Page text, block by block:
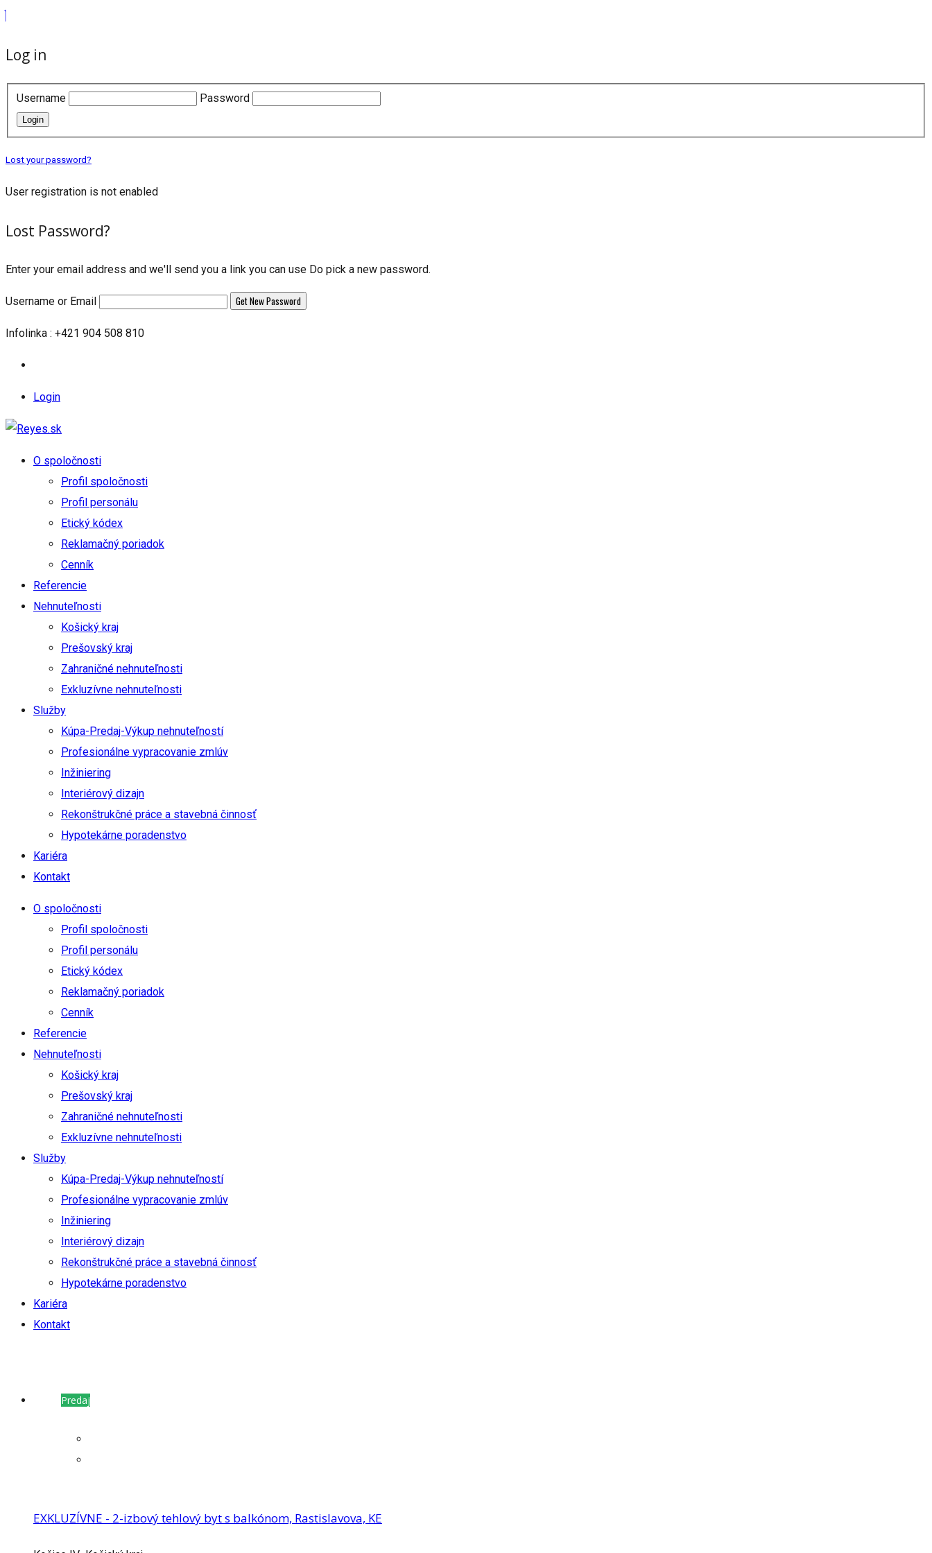
Log in
Username Password
Login
Lost your password?
User registration is not enabled
Lost Password?
Enter your email address and we'll send you a link you can use Do pick a new password.
Username or Email
Infolinka : +421 904 508 810
Login
O spoločnosti
Profil spoločnosti
Profil personálu
Etický kódex
Reklamačný poriadok
Cenník
Referencie
Nehnuteľnosti
Košický kraj
Prešovský kraj
Zahraničné nehnuteľnosti
Exkluzívne nehnuteľnosti
Služby
Kúpa-Predaj-Výkup nehnuteľností
Profesionálne vypracovanie zmlúv
Inžiniering
Interiérový dizajn
Rekonštrukčné práce a stavebná činnosť
Hypotekárne poradenstvo
Kariéra
Kontakt
O spoločnosti
Profil spoločnosti
Profil personálu
Etický kódex
Reklamačný poriadok
Cenník
Referencie
Nehnuteľnosti
Košický kraj
Prešovský kraj
Zahraničné nehnuteľnosti
Exkluzívne nehnuteľnosti
Služby
Kúpa-Predaj-Výkup nehnuteľností
Profesionálne vypracovanie zmlúv
Inžiniering
Interiérový dizajn
Rekonštrukčné práce a stavebná činnosť
Hypotekárne poradenstvo
Kariéra
Kontakt
Predaj
EXKLUZÍVNE - 2-izbový tehlový byt s balkónom, Rastislavova, KE